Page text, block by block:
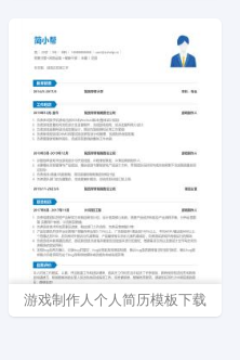
游戏制作人个人简历模板下载